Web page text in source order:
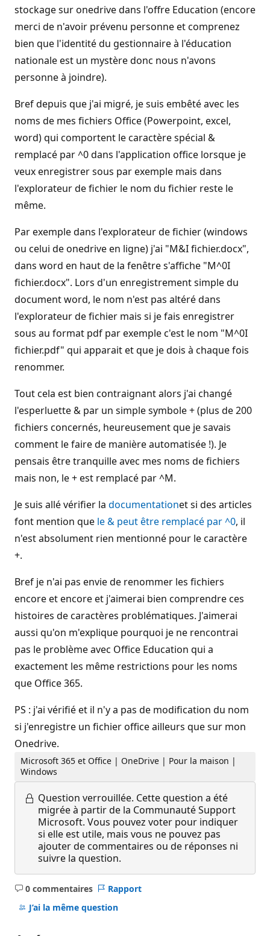
stockage sur onedrive dans l'offre Education (encore
merci de n'avoir prévenu personne et comprenez
bien que l'identité du gestionnaire à l'éducation
nationale est un mystère donc nous n'avons
personne à joindre).
Bref depuis que j'ai migré, je suis embêté avec les
noms de mes fichiers Office (Powerpoint, excel,
word) qui comportent le caractère spécial &
remplacé par ^0 dans l'application office lorsque je
veux enregistrer sous par exemple mais dans
l'explorateur de fichier le nom du fichier reste le
même.
Par exemple dans l'explorateur de fichier (windows
ou celui de onedrive en ligne) j'ai "M&I fichier.docx",
dans word en haut de la fenêtre s'affiche "M^0I
fichier.docx". Lors d'un enregistrement simple du
document word, le nom n'est pas altéré dans
l'explorateur de fichier mais si je fais enregistrer
sous au format pdf par exemple c'est le nom "M^0I
fichier.pdf" qui apparait et que je dois à chaque fois
renommer.
Tout cela est bien contraignant alors j'ai changé
l'esperluette & par un simple symbole + (plus de 200
fichiers concernés, heureusement que je savais
comment le faire de manière automatisée !). Je
pensais être tranquille avec mes noms de fichiers
mais non, le + est remplacé par ^M.
Je suis allé vérifier la documentationet si des articles
font mention que le & peut être remplacé par ^0, il
n'est absolument rien mentionné pour le caractère
+.
Bref je n'ai pas envie de renommer les fichiers
encore et encore et j'aimerai bien comprendre ces
histoires de caractères problématiques. J'aimerai
aussi qu'on m'explique pourquoi je ne rencontrai
pas le problème avec Office Education qui a
exactement les même restrictions pour les noms
que Office 365.
PS : j'ai vérifié et il n'y a pas de modification du nom
si j'enregistre un fichier office ailleurs que sur mon
Onedrive.
Microsoft 365 et Office | OneDrive | Pour la maison |
Windows
Question verrouillée. Cette question a été
migrée à partir de la Communauté Support
Microsoft. Vous pouvez voter pour indiquer
si elle est utile, mais vous ne pouvez pas
ajouter de commentaires ou de réponses ni
suivre la question.
0 commentaires
Aucun
commentaire
Rapport
J’ai la même question